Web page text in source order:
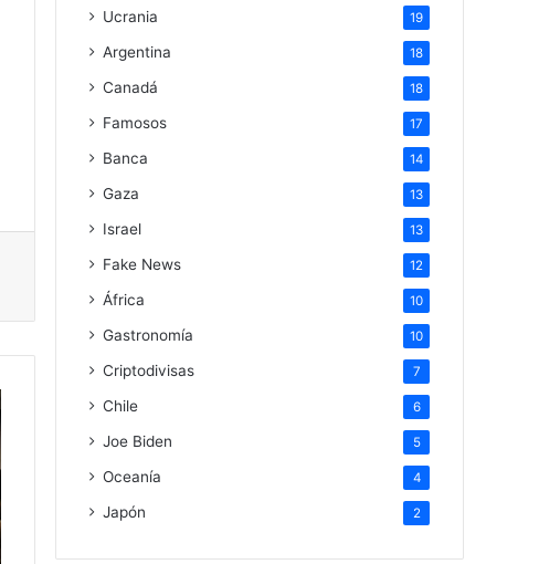
Ucrania 19
Argentina 18
Canadá 18
Famosos 17
Banca 14
Gaza 13
Israel 13
Fake News 12
África 10
Gastronomía 10
Criptodivisas 7
Chile 6
Joe Biden 5
Oceanía 4
Japón 2